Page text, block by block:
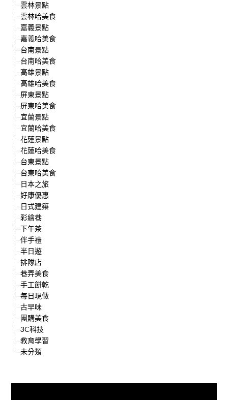
雲林景點
雲林哈美食
嘉義景點
嘉義哈美食
台南景點
台南哈美食
高雄景點
高雄哈美食
屏東景點
屏東哈美食
宜蘭景點
宜蘭哈美食
花蓮景點
花蓮哈美食
台東景點
台東哈美食
日本之旅
好康優惠
日式建築
彩繪巷
下午茶
伴手禮
半日遊
排隊店
巷弄美食
手工餅乾
每日現做
古早味
團購美食
3C科技
教育學習
未分類